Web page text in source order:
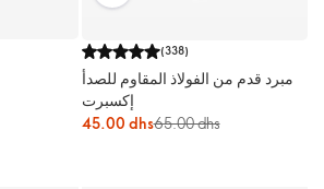
(338)
مبرد قدم من الفولاذ المقاوم للصدأ
إكسبرت
45.00 dhs65.00 dhs